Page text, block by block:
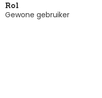
Rol
Gewone gebruiker